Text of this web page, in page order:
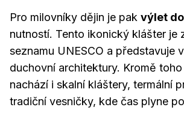
Pro milovníky dějin je pak výlet
nutností. Tento ikonický klášter je
seznamu UNESCO a představuje
duchovní architektury. Kromě
nachází i skalní kláštery, termální
tradiční vesničky, kde čas plyne